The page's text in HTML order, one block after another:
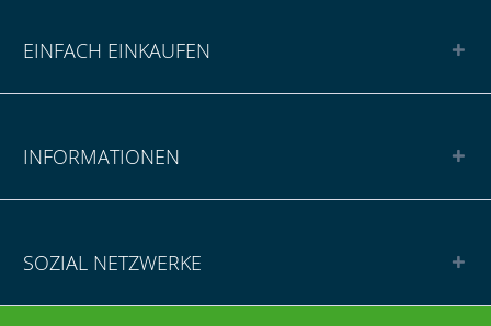
EINFACH EINKAUFEN
INFORMATIONEN
SOZIAL NETZWERKE